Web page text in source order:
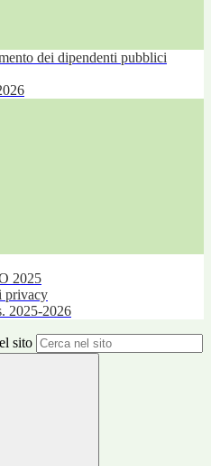
dei dipendenti pubblici
2025
privacy
2025-2026
sito